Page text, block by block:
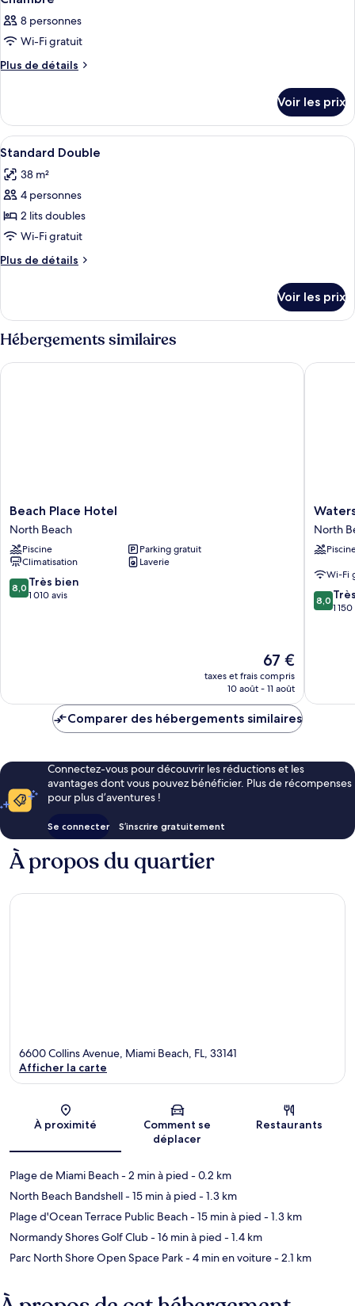
8 personnes
Wi-Fi gratuit
Plus de détails
Plus
le
type
de
Chambre
Voir les prix
Afficher
toutes
les
photos
pour
ce
type
de
Standard
Double
Une chambre d’hôtel avec deux lits,
2
Standard Double
38 m²
4 personnes
2 lits doubles
Wi-Fi gratuit
Plus de détails
Plus
le
type
de
chambre
Standard
Voir les prix
Hébergements similaires
Beach
Place
Hotel
North
Beach
Beach Place Hotel
North Beach
Piscine
Parking gratuit
Climatisation
Laverie
8.0
sur
8,0 Très bien
1 010 avis
Le
nouveau
prix
de
67 €
taxes et frais compris
10 août - 11 août
Beach Place Hotel
Hotel
and
Suites
Beach
North
Wi-Fi
8.0
sur
8,0
1
Comparer des hébergements similaires
Connectez-vous pour découvrir les réductions et les
avantages dont vous pouvez bénéficier. Plus de récompenses
pour plus d’aventures !
Se connecter S’inscrire gratuitement
À propos du quartier
Carte
6600 Collins Avenue, Miami Beach, FL, 33141
Afficher la carte
À proximité
Comment se
déplacer
Restaurants
Plage de Miami Beach- 2 min à pied - 0.2 km
North Beach Bandshell- 15 min à pied - 1.3 km
Plage d'Ocean Terrace Public Beach- 15 min à pied - 1.3 km
Normandy Shores Golf Club- 16 min à pied - 1.4 km
Parc North Shore Open Space Park- 4 min en voiture- 2.1 km